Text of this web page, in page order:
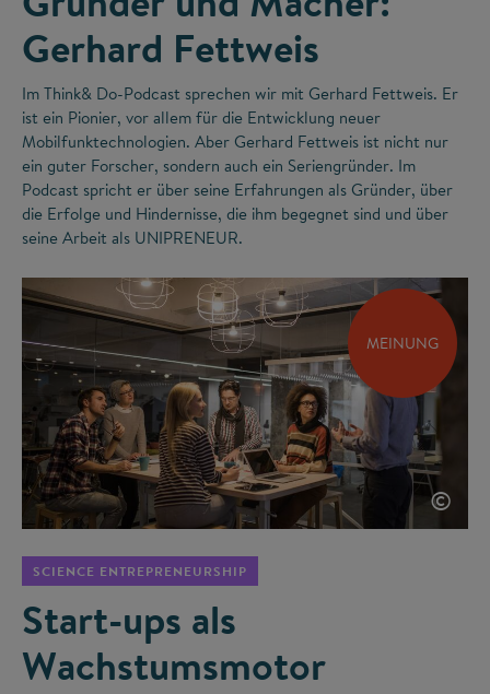
Gerhard Fettweis
Im Think& Do-Podcast sprechen wir mit Gerhard Fettweis. Er
ist ein Pionier, vor allem für die Entwicklung neuer
Mobilfunktechnologien. Aber Gerhard Fettweis ist nicht nur
ein guter Forscher, sondern auch ein Seriengründer. Im
Podcast spricht er über seine Erfahrungen als Gründer, über
die Erfolge und Hindernisse, die ihm begegnet sind und über
seine Arbeit als UNIPRENEUR.
MEINUNG
©
SCIENCE ENTREPRENEURSHIP
Start-ups als
Wachstumsmotor